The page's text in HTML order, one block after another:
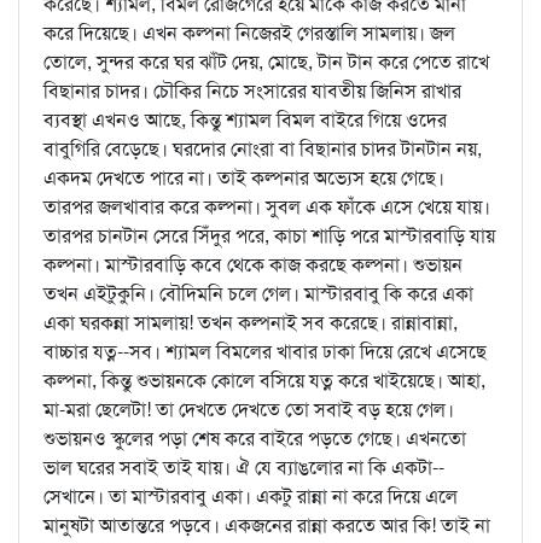
করে দিয়েছে। এখন কল্পনা নিজেরই গেরস্তালি সামলায়। জল
তোলে, সুন্দর করে ঘর ঝাঁট দেয়, মোছে, টান টান করে পেতে রাখে
বিছানার চাদর। চৌকির নিচে সংসারের যাবতীয় জিনিস রাখার
ব্যবস্থা এখনও আছে, কিন্তু শ্যামল বিমল বাইরে গিয়ে ওদের
বাবুগিরি বেড়েছে। ঘরদোর নোংরা বা বিছানার চাদর টানটান নয়,
একদম দেখতে পারে না। তাই কল্পনার অভ্যেস হয়ে গেছে।
তারপর জলখাবার করে কল্পনা। সুবল এক ফাঁকে এসে খেয়ে যায়।
তারপর চানটান সেরে সিঁদুর পরে, কাচা শাড়ি পরে মাস্টারবাড়ি যায়
কল্পনা। মাস্টারবাড়ি কবে থেকে কাজ করছে কল্পনা। শুভায়ন
তখন এইটুকুনি। বৌদিমনি চলে গেল। মাস্টারবাবু কি করে একা
একা ঘরকন্না সামলায়! তখন কল্পনাই সব করেছে। রান্নাবান্না,
বাচ্চার যত্ন--সব। শ্যামল বিমলের খাবার ঢাকা দিয়ে রেখে এসেছে
কল্পনা, কিন্তু শুভায়নকে কোলে বসিয়ে যত্ন করে খাইয়েছে। আহা,
মা-মরা ছেলেটা! তা দেখতে দেখতে তো সবাই বড় হয়ে গেল।
শুভায়নও স্কুলের পড়া শেষ করে বাইরে পড়তে গেছে। এখনতো
ভাল ঘরের সবাই তাই যায়। ঐ যে ব্যাঙলোর না কি একটা--
সেখানে। তা মাস্টারবাবু একা। একটু রান্না না করে দিয়ে এলে
মানুষটা আতান্তরে পড়বে। একজনের রান্না করতে আর কি! তাই না